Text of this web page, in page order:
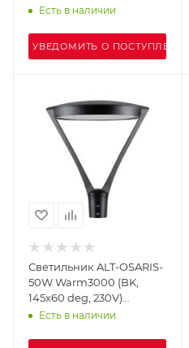
Металл, 5 лет)
Есть в наличии
УВЕДОМИТЬ О ПОСТУПЛЕНИИ
Светильник ALT-OSARIS-
50W Warm3000 (BK,
145х60 deg, 230V)
(Arlight, IP65 Металл, 5
Есть в наличии